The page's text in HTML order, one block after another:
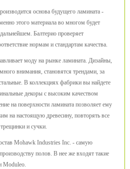
основа будущего ламината -
этого материала во многом будет
Балтерио проверяет
нормам и стандартам качества.
моду на рынке ламината. Дизайны,
внимания, становятся трендами, за
В коллекциях фабрики вы найдете
декоры с высоким качеством
на поверхности ламината позволяет ему
на настоящую древесину, повторять все
и сучки.
Mohawk Industries Inc. - самую
полов. В нее же входят такие
Moduleo.